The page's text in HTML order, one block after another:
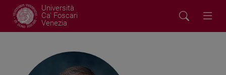
Università
Ca' Foscari
Venezia